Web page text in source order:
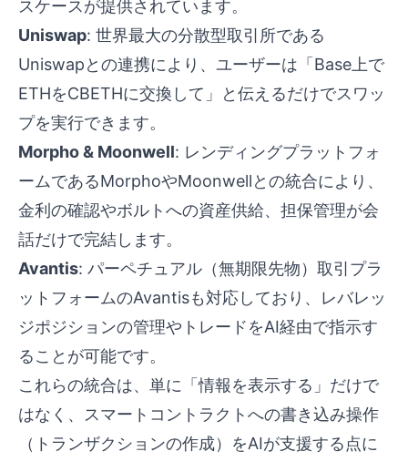
スケースが提供されています。
Uniswap: 世界最大の分散型取引所である
Uniswapとの連携により、ユーザーは「Base上で
ETHをCBETHに交換して」と伝えるだけでスワッ
プを実行できます。
Morpho & Moonwell: レンディングプラットフォ
ームであるMorphoやMoonwellとの統合により、
金利の確認やボルトへの資産供給、担保管理が会
話だけで完結します。
Avantis: パーペチュアル（無期限先物）取引プラ
ットフォームのAvantisも対応しており、レバレッ
ジポジションの管理やトレードをAI経由で指示す
ることが可能です。
これらの統合は、単に「情報を表示する」だけで
はなく、スマートコントラクトへの書き込み操作
（トランザクションの作成）をAIが支援する点に